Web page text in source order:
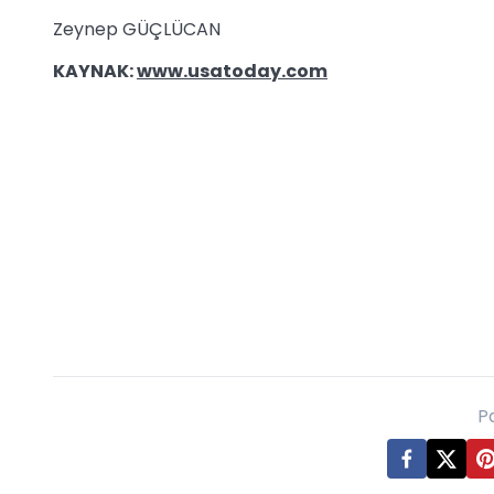
Zeynep GÜÇLÜCAN
KAYNAK:www.usatoday.com